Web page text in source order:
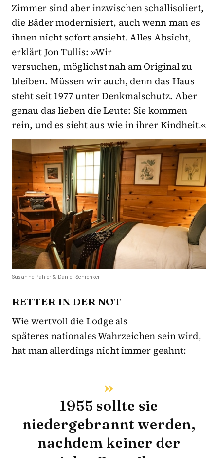
Zimmer sind aber inzwischen schallisoliert,
die Bäder modernisiert, auch wenn man es
ihnen nicht sofort ansieht. Alles Absicht,
erklärt Jon Tullis: »Wir
versuchen, möglichst nah am Original zu
bleiben. Müssen wir auch, denn das Haus
steht seit 1977 unter Denkmalschutz. Aber
genau das lieben die Leute: Sie kommen
rein, und es sieht aus wie in ihrer Kindheit.«
Susanne Pahler & Daniel Schrenker
RETTER IN DER NOT
Wie wertvoll die Lodge als
späteres nationales Wahrzeichen sein wird,
hat man allerdings nicht immer geahnt:
1955 sollte sie
niedergebrannt werden,
nachdem keiner der